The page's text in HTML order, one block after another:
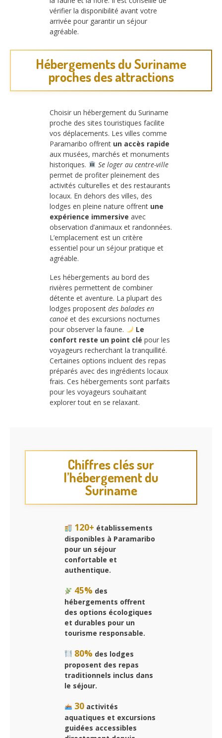
vérifier la disponibilité avant votre
arrivée pour garantir un séjour
agréable.
Hébergements du Suriname
proches des attractions
Choisir un hébergement du Suriname
proche des sites touristiques facilite
vos déplacements. Les villes comme
Paramaribo offrent un accès rapide
aux musées, marchés et monuments
historiques.
Se loger au centre-ville
permet de profiter pleinement des
activités culturelles et des restaurants
locaux. En dehors des villes, des
lodges en pleine nature offrent une
expérience immersive avec
observation d’animaux et randonnées.
L’emplacement est un critère
essentiel pour un séjour pratique et
agréable.
Les hébergements au bord des
rivières permettent de combiner
détente et aventure. La plupart des
lodges proposent des balades en
canoë et des excursions nocturnes
pour observer la faune.
Le
confort reste un point clé pour les
voyageurs recherchant la tranquillité.
Certaines options incluent des repas
préparés avec des ingrédients locaux
frais. Ces hébergements sont parfaits
pour les voyageurs souhaitant
explorer tout en se relaxant.
Chiffres clés sur
l’hébergement du
Suriname
120+ établissements
disponibles à Paramaribo
pour un séjour
confortable et
authentique.
45% des
hébergements offrent
des options écologiques
et durables pour un
tourisme responsable.
80% des lodges
proposent des repas
traditionnels inclus dans
le séjour.
30activités
aquatiques et excursions
guidées accessibles